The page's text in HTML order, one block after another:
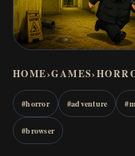
HOME›GAMES›
#horror #adventure #
#browser